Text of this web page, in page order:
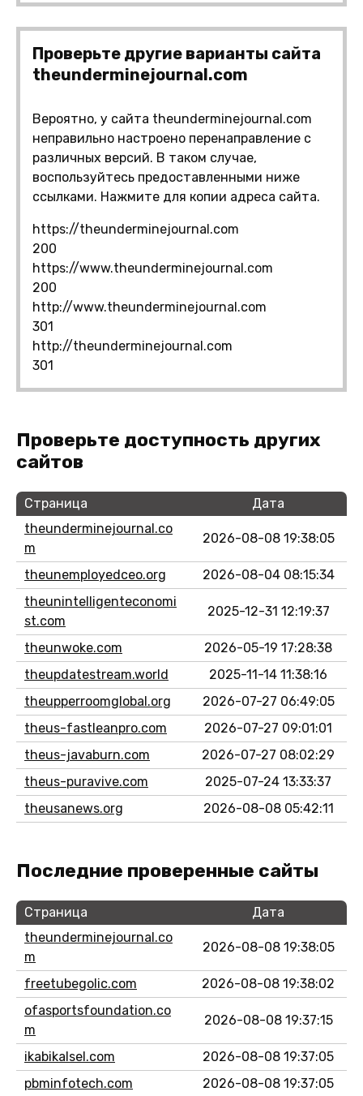
Проверьте другие варианты сайта
theunderminejournal.com
Вероятно, у сайта theunderminejournal.com
неправильно настроено перенаправление с
различных версий. В таком случае,
воспользуйтесь предоставленными ниже
ссылками. Нажмите для копии адреса сайта.
https://theunderminejournal.com
200
https://www.theunderminejournal.com
200
http://www.theunderminejournal.com
301
http://theunderminejournal.com
301
Проверьте доступность других
сайтов
Страница
Дата
theunderminejournal.co
m
2026-08-08 19:38:05
theunemployedceo.org
2026-08-04 08:15:34
theunintelligenteconomi
st.com
2025-12-31 12:19:37
theunwoke.com
2026-05-19 17:28:38
theupdatestream.world
2025-11-14 11:38:16
theupperroomglobal.org
2026-07-27 06:49:05
theus-fastleanpro.com
2026-07-27 09:01:01
theus-javaburn.com
2026-07-27 08:02:29
theus-puravive.com
2025-07-24 13:33:37
theusanews.org
2026-08-08 05:42:11
Последние проверенные сайты
Страница
Дата
theunderminejournal.co
m
2026-08-08 19:38:05
freetubegolic.com
2026-08-08 19:38:02
ofasportsfoundation.co
m
2026-08-08 19:37:15
ikabikalsel.com
2026-08-08 19:37:05
pbminfotech.com
2026-08-08 19:37:05